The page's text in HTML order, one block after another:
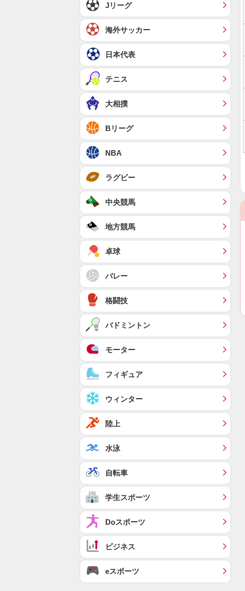
Jリーグ
海外サッカー
日本代表
テニス
大相撲
Bリーグ
NBA
ラグビー
中央競馬
地方競馬
卓球
バレー
格闘技
バドミントン
モーター
フィギュア
ウィンター
陸上
水泳
自転車
学生スポーツ
Doスポーツ
ビジネス
eスポーツ